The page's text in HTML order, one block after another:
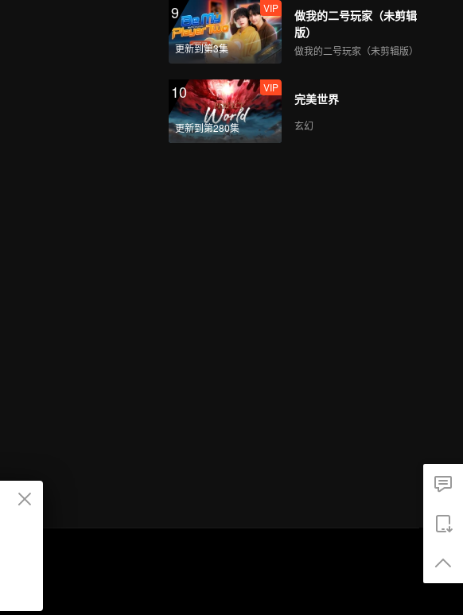
9
更新到第3集
VIP
做我的二号玩家（未剪辑
版）
做我的二号玩家（未剪辑版）
10
更新到第280集
VIP
完美世界
玄幻